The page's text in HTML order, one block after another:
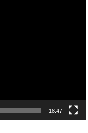
18:47